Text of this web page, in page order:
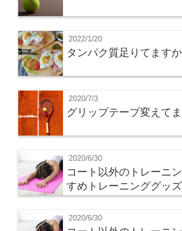
2022/1/20
タンパク質足りてますか
2020/7/3
グリップテープ変えて
2020/6/30
コート以外のトレーニ
すめトレーニンググッ
2020/6/30